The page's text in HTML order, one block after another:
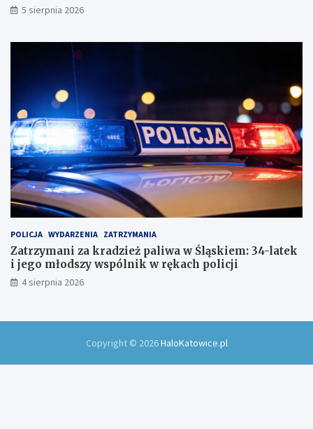
5 sierpnia 2026
POLICJA WYDARZENIA ZATRZYMANIA
Zatrzymani za kradzież paliwa w Śląskiem: 34-latek
i jego młodszy wspólnik w rękach policji
4 sierpnia 2026
Copyright © 2026HaloKatowice.pl